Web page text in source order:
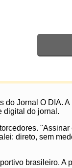
Jornal O DIA.
digital do jornal.
direto, sem
brasileiro. A